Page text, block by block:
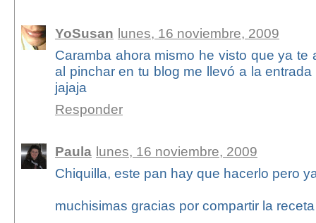
YoSusan lunes, 16 noviembre, 2009
Caramba ahora mismo he visto que ya te
al pinchar en tu blog me llevó a la
jajaja
Responder
Paula lunes, 16 noviembre, 2009
Chiquilla, este pan hay que hacerlo pero
muchisimas gracias por compartir la